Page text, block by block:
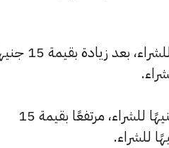
كما ارتفع سعر عيار 21 ليصل إلى 7180 جنيهًا
وسجل سعر عيار 18 ارتفاعًا ليصل إلى 6155 جنيهًا للبيع و6105 جنيهًا للشراء، مرتفعًا بقيمة 15